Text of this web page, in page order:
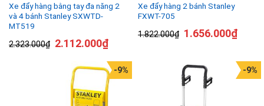
Xe đẩy hàng bằng tay đa năng 2
và 4 bánh Stanley SXWTD-
MT519
2.323.000₫ 2.112.000₫
Xe đẩy hàng 2 bánh Stanley
FXWT-705
1.822.000₫ 1.656.000₫
-9% -9%